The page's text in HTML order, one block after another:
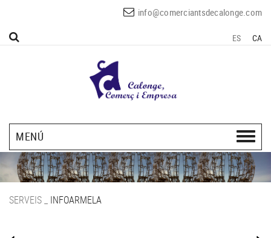
info@comerciantsdecalonge.com
ES CA
MENÚ
SERVEIS INFOARMELA